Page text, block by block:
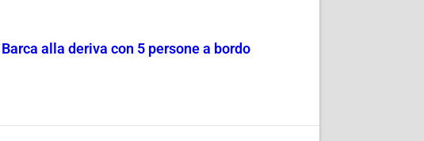
alla deriva con 5 persone a bordo